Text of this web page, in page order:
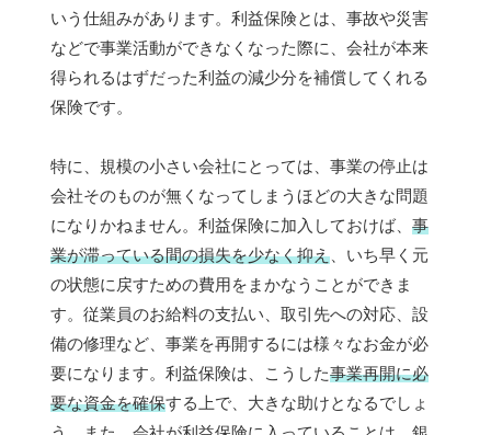
いう仕組みがあります。利益保険とは、事故や災害
などで事業活動ができなくなった際に、会社が本来
得られるはずだった利益の減少分を補償してくれる
保険です。
特に、規模の小さい会社にとっては、事業の停止は
会社そのものが無くなってしまうほどの大きな問題
になりかねません。利益保険に加入しておけば、 事
業が滞っている間の損失を少なく抑え 、いち早く元
の状態に戻すための費用をまかなうことができま
す。従業員のお給料の支払い、取引先への対応、設
備の修理など、事業を再開するには様々なお金が必
要になります。利益保険は、こうした事業再開に必
要な資金を確保する上で、大きな助けとなるでしょ